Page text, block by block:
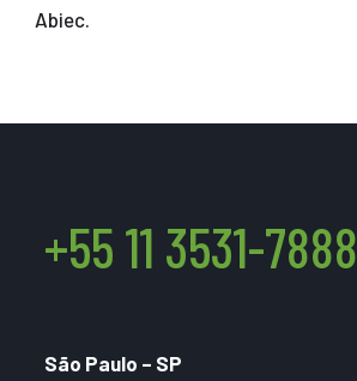
Abiec.
+55 11 3531-7888
São Paulo – SP